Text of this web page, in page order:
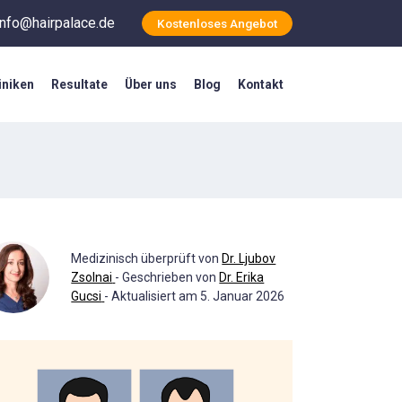
Kostenloses Angebot
Resultate Über uns Blog Kontakt
Medizinisch überprüft von Dr. Ljubov
Zsolnai - Geschrieben von Dr. Erika
Gucsi - Aktualisiert am 5. Januar 2026